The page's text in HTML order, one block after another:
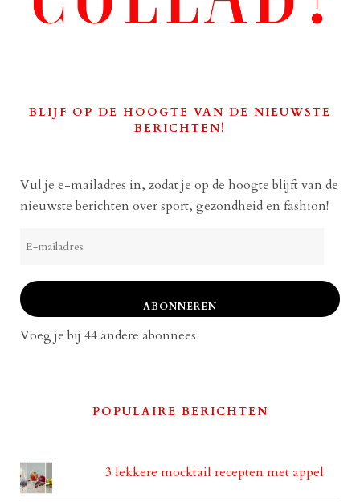
BLIJF OP DE HOOGTE VAN DE NIEUWSTE
BERICHTEN!
Vul je e-mailadres in, zodat je op de hoogte blijft van de
nieuwste berichten over sport, gezondheid en fashion!
mailadres
ABONNEREN
Voeg je bij 44 andere abonnees
POPULAIRE BERICHTEN
3 lekkere mocktail recepten met appel